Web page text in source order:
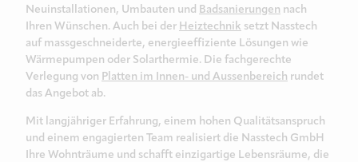
Neuinstallationen, Umbauten und Badsanierungen nach
Ihren Wünschen. Auch bei der Heiztechnik setzt Nasstech
auf massgeschneiderte, energieeffiziente Lösungen wie
Wärmepumpen oder Solarthermie. Die fachgerechte
Verlegung von Platten im Innen- und Aussenbereich rundet
das Angebot ab.
Mit langjähriger Erfahrung, einem hohen Qualitätsanspruch
und einem engagierten Team realisiert die Nasstech GmbH
Ihre Wohnträume und schafft einzigartige Lebensräume, die